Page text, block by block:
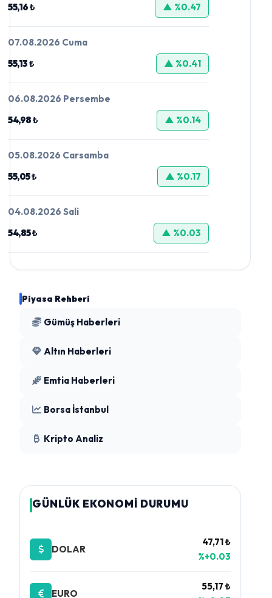
55,16 ₺
▲ %0.47
07.08.2026 Cuma
55,13 ₺
▲ %0.41
06.08.2026 Persembe
54,98 ₺
▲ %0.14
05.08.2026 Carsamba
55,05 ₺
▲ %0.17
04.08.2026 Sali
54,85 ₺
▲ %0.03
Piyasa Rehberi
Gümüş Haberleri
Altın Haberleri
Emtia Haberleri
Borsa İstanbul
Kripto Analiz
GÜNLÜK EKONOMİ DURUMU
DOLAR
47,71 ₺
%+0.03
EURO
55,17 ₺